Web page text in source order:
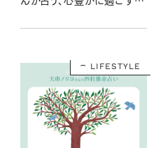
LIFESTYLE